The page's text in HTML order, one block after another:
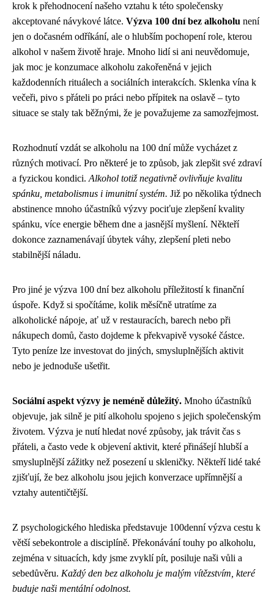
krok k přehodnocení našeho vztahu k této společensky
akceptované návykové látce. Výzva 100 dní bez alkoholu není
jen o dočasném odříkání, ale o hlubším pochopení role, kterou
alkohol v našem životě hraje. Mnoho lidí si ani neuvědomuje,
jak moc je konzumace alkoholu zakořeněná v jejich
každodenních rituálech a sociálních interakcích. Sklenka vína k
večeři, pivo s přáteli po práci nebo přípitek na oslavě – tyto
situace se staly tak běžnými, že je považujeme za samozřejmost.
Rozhodnutí vzdát se alkoholu na 100 dní může vycházet z
různých motivací. Pro některé je to způsob, jak zlepšit své zdraví
a fyzickou kondici. Alkohol totiž negativně ovlivňuje kvalitu
spánku, metabolismus i imunitní systém. Již po několika týdnech
abstinence mnoho účastníků výzvy pociťuje zlepšení kvality
spánku, více energie během dne a jasnější myšlení. Někteří
dokonce zaznamenávají úbytek váhy, zlepšení pleti nebo
stabilnější náladu.
Pro jiné je výzva 100 dní bez alkoholu příležitostí k finanční
úspoře. Když si spočítáme, kolik měsíčně utratíme za
alkoholické nápoje, ať už v restauracích, barech nebo při
nákupech domů, často dojdeme k překvapivě vysoké částce.
Tyto peníze lze investovat do jiných, smysluplnějších aktivit
nebo je jednoduše ušetřit.
Sociální aspekt výzvy je neméně důležitý. Mnoho účastníků
objevuje, jak silně je pití alkoholu spojeno s jejich společenským
životem. Výzva je nutí hledat nové způsoby, jak trávit čas s
přáteli, a často vede k objevení aktivit, které přinášejí hlubší a
smysluplnější zážitky než posezení u skleničky. Někteří lidé také
zjišťují, že bez alkoholu jsou jejich konverzace upřímnější a
vztahy autentičtější.
Z psychologického hlediska představuje 100denní výzva cestu k
větší sebekontrole a disciplíně. Překonávání touhy po alkoholu,
zejména v situacích, kdy jsme zvyklí pít, posiluje naši vůli a
sebedůvěru. Každý den bez alkoholu je malým vítězstvím, které
buduje naši mentální odolnost.